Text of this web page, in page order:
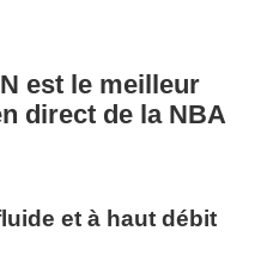
est le meilleur
direct de la NBA
et à haut débit